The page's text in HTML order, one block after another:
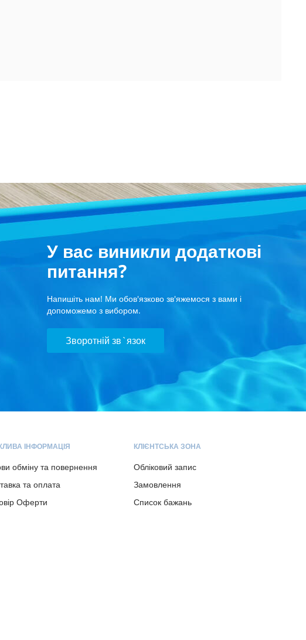
У вас виникли додаткові
питання?
Напишіть нам! Ми обов'язково зв'яжемося з вами і
допоможемо з вибором.
Зворотній зв`язок
ІНФОРМАЦІЯ
обміну та повернення
та оплата
Оферти
КЛІЄНТСЬКА ЗОНА
Обліковий запис
Замовлення
Список бажань